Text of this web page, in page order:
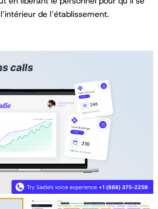
de l’établissement.